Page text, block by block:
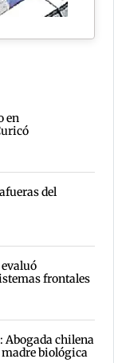
en
del
frontales
Abogada chilena
madre biológica